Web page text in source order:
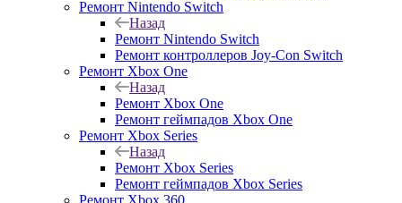
Ремонт Nintendo Switch
Назад
Ремонт Nintendo Switch
Ремонт контроллеров Joy-Con Switch
Ремонт Xbox One
Назад
Ремонт Xbox One
Ремонт геймпадов Xbox One
Ремонт Xbox Series
Назад
Ремонт Xbox Series
Ремонт геймпадов Xbox Series
Ремонт Xbox 360